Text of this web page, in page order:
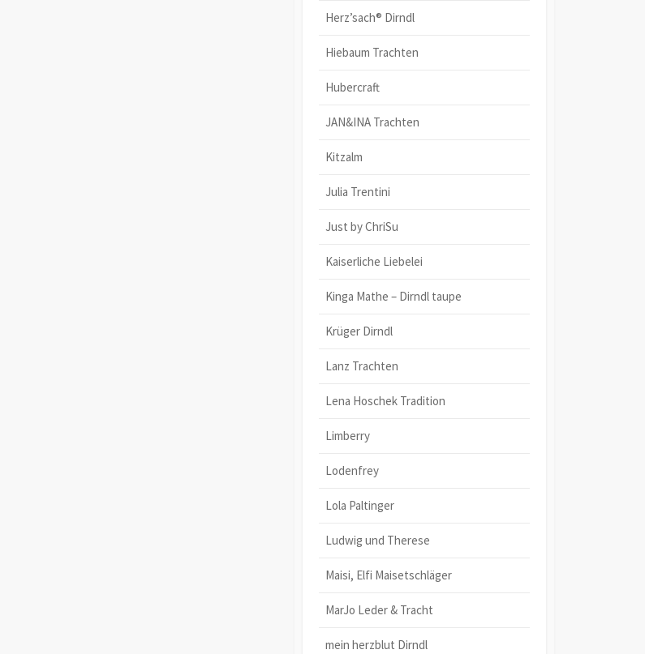
Herz’sach® Dirndl
Hiebaum Trachten
Hubercraft
JAN&INA Trachten
Kitzalm
Julia Trentini
Just by ChriSu
Kaiserliche Liebelei
Kinga Mathe – Dirndl taupe
Krüger Dirndl
Lanz Trachten
Lena Hoschek Tradition
Limberry
Lodenfrey
Lola Paltinger
Ludwig und Therese
Maisi, Elfi Maisetschläger
MarJo Leder & Tracht
mein herzblut Dirndl